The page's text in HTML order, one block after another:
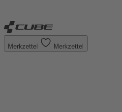
Merkzettel Merkzettel